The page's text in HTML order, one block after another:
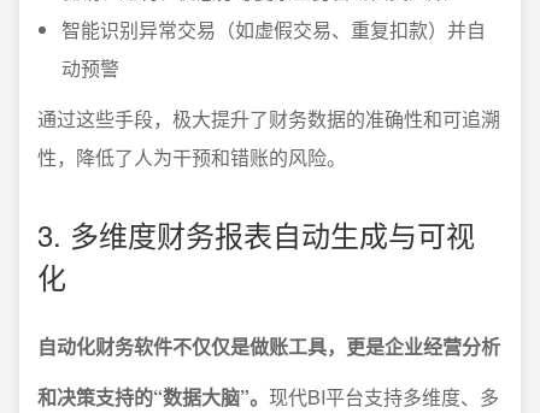
智能识别异常交易（如虚假交易、重复扣款）并自
动预警
通过这些手段，极大提升了财务数据的准确性和可追溯
性，降低了人为干预和错账的风险。
3. 多维度财务报表自动生成与可视
化
自动化财务软件不仅仅是做账工具，更是企业经营分析
和决策支持的“数据大脑”。 现代BI平台支持多维度、多